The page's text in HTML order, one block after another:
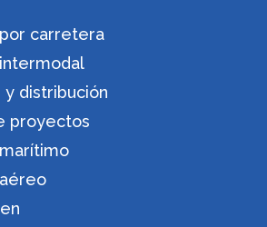
carretera
distribución
proyectos